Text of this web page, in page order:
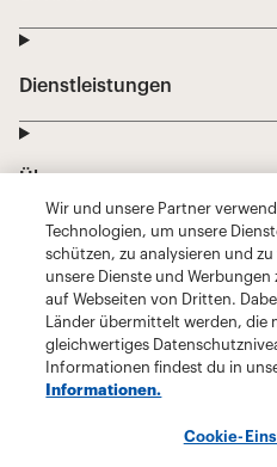
Wir und unsere Partner
Technologien, um unsere
schützen, zu analysieren und
unsere Dienste und Werbungen
auf Webseiten von Dritten.
Länder übermittelt werden, die
gleichwertiges
Informationen findest du in
Informationen.
Cookie-